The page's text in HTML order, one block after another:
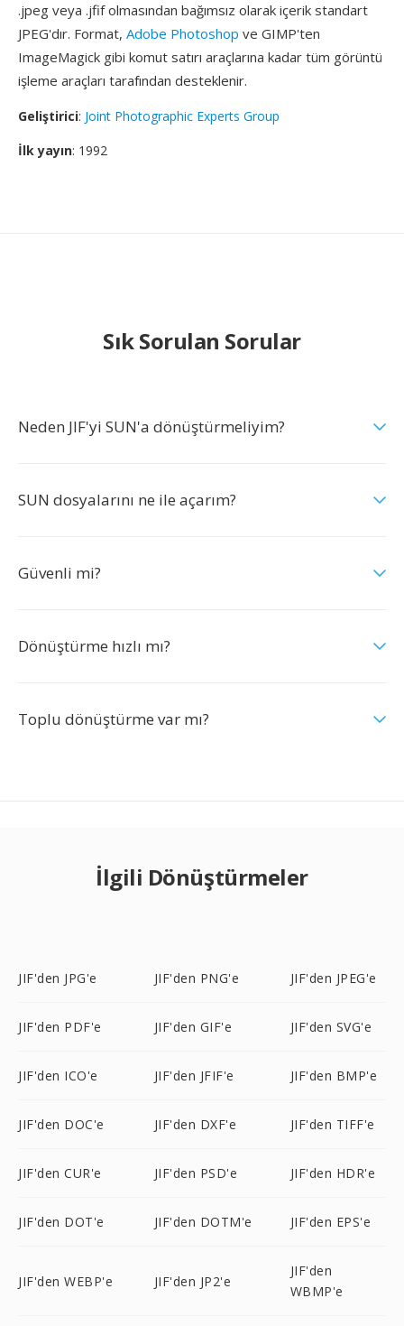
.jpeg veya .jfif olmasından bağımsız olarak içerik standart
JPEG'dır. Format, Adobe Photoshop ve GIMP'ten
ImageMagick gibi komut satırı araçlarına kadar tüm görüntü
işleme araçları tarafından desteklenir.
Geliştirici: Joint Photographic Experts Group
İlk yayın: 1992
Sık Sorulan Sorular
Neden JIF'yi SUN'a dönüştürmeliyim?
SUN dosyalarını ne ile açarım?
Güvenli mi?
Dönüştürme hızlı mı?
Toplu dönüştürme var mı?
İlgili Dönüştürmeler
JIF'den JPG'e JIF'den PNG'e JIF'den JPEG'e
JIF'den PDF'e JIF'den GIF'e JIF'den SVG'e
JIF'den ICO'e JIF'den JFIF'e JIF'den BMP'e
JIF'den DOC'e JIF'den DXF'e JIF'den TIFF'e
JIF'den CUR'e JIF'den PSD'e JIF'den HDR'e
JIF'den DOT'e JIF'den DOTM'e JIF'den EPS'e
JIF'den WEBP'e JIF'den JP2'e
JIF'den
WBMP'e